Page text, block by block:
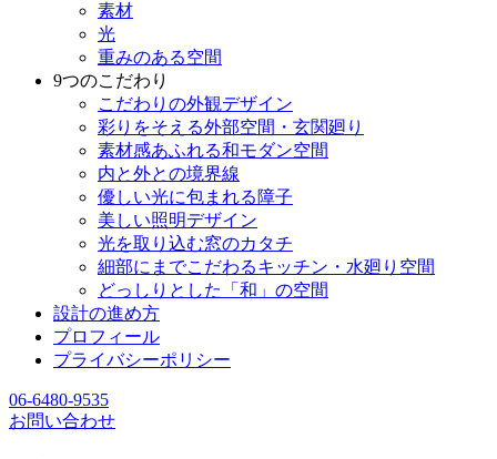
素材
光
重みのある空間
9つのこだわり
こだわりの外観デザイン
彩りをそえる外部空間・玄関廻り
素材感あふれる和モダン空間
内と外との境界線
優しい光に包まれる障子
美しい照明デザイン
光を取り込む窓のカタチ
細部にまでこだわるキッチン・水廻り空間
どっしりとした「和」の空間
設計の進め方
プロフィール
プライバシーポリシー
06-6480-9535
お問い合わせ